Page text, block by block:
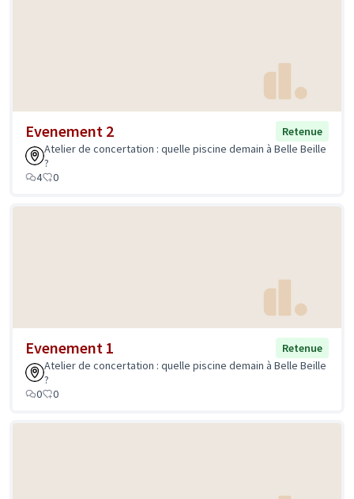
Evenement 2
Retenue
Atelier de concertation : quelle piscine demain à Belle Beille
?
4
0
Evenement 1
Retenue
Atelier de concertation : quelle piscine demain à Belle Beille
?
0
0